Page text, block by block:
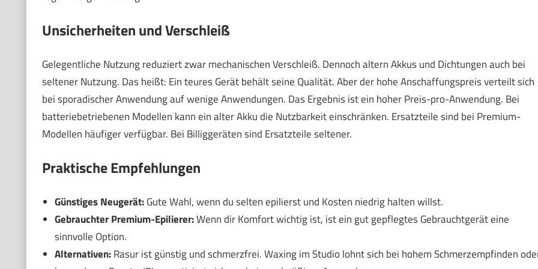
Unsicherheiten und Verschleiß
Gelegentliche Nutzung reduziert zwar mechanischen Verschleiß. Dennoch altern Akkus und Dichtungen auch bei
seltener Nutzung. Das heißt: Ein teures Gerät behält seine Qualität. Aber der hohe Anschaffungspreis verteilt sich
bei sporadischer Anwendung auf wenige Anwendungen. Das Ergebnis ist ein hoher Preis-pro-Anwendung. Bei
batteriebetriebenen Modellen kann ein alter Akku die Nutzbarkeit einschränken. Ersatzteile sind bei Premium-
Modellen häufiger verfügbar. Bei Billiggeräten sind Ersatzteile seltener.
Praktische Empfehlungen
Günstiges Neugerät:Gute Wahl, wenn du selten epilierst und Kosten niedrig halten willst.
Gebrauchter Premium-Epilierer:Wenn dir Komfort wichtig ist, ist ein gut gepflegtes Gebrauchtgerät eine
sinnvolle Option.
Alternativen:Rasur ist günstig und schmerzfrei. Waxing im Studio lohnt sich bei hohem Schmerzempfinden